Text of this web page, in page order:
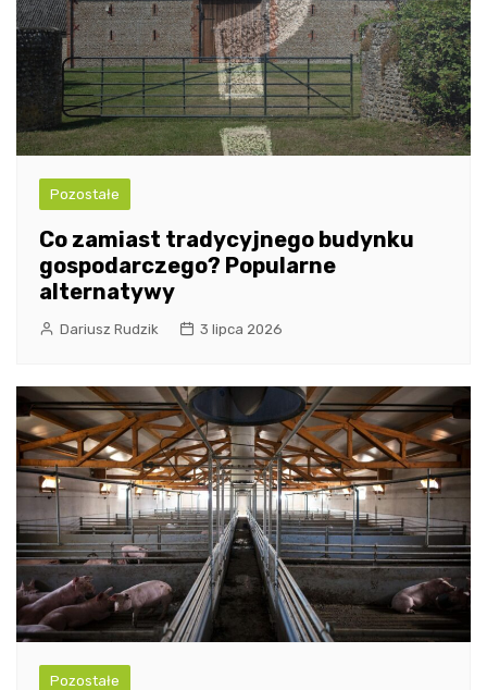
Pozostałe
Co zamiast tradycyjnego budynku
gospodarczego? Popularne
alternatywy
Dariusz Rudzik 3 lipca 2026
Pozostałe